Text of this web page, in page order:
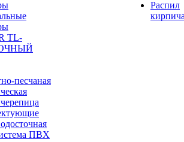
TL-
песчаная
ПВХ
Распил